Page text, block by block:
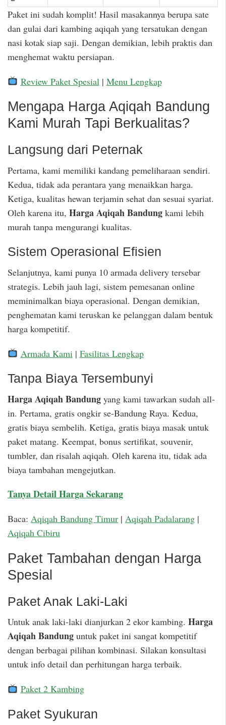
Paket ini sudah komplit! Hasil masakannya berupa sate
dan gulai dari kambing aqiqah yang tersatukan dengan
nasi kotak siap saji. Dengan demikian, lebih praktis dan
menghemat waktu persiapan.
Review Paket Spesial | Menu Lengkap
Mengapa Harga Aqiqah Bandung
Kami Murah Tapi Berkualitas?
Langsung dari Peternak
Pertama, kami memiliki kandang pemeliharaan sendiri.
Kedua, tidak ada perantara yang menaikkan harga.
Ketiga, kualitas hewan terjamin sehat dan sesuai syariat.
Oleh karena itu, Harga Aqiqah Bandung kami lebih
murah tanpa mengurangi kualitas.
Sistem Operasional Efisien
Selanjutnya, kami punya 10 armada delivery tersebar
strategis. Lebih jauh lagi, sistem pemesanan online
meminimalkan biaya operasional. Dengan demikian,
penghematan kami teruskan ke pelanggan dalam bentuk
harga kompetitif.
Armada Kami | Fasilitas Lengkap
Tanpa Biaya Tersembunyi
Harga Aqiqah Bandung yang kami tawarkan sudah all-
in. Pertama, gratis ongkir se-Bandung Raya. Kedua,
gratis biaya sembelih. Ketiga, gratis biaya masak untuk
paket matang. Keempat, bonus sertifikat, souvenir,
tumbler, dan risalah aqiqah. Oleh karena itu, tidak ada
biaya tambahan mengejutkan.
Tanya Detail Harga Sekarang
Baca: Aqiqah Bandung Timur | Aqiqah Padalarang |
Aqiqah Cibiru
Paket Tambahan dengan Harga
Spesial
Paket Anak Laki-Laki
Untuk anak laki-laki dianjurkan 2 ekor kambing. Harga
Aqiqah Bandung untuk paket ini sangat kompetitif
dengan berbagai pilihan kombinasi. Silakan konsultasi
untuk info detail dan perhitungan harga terbaik.
Paket 2 Kambing
Paket Syukuran